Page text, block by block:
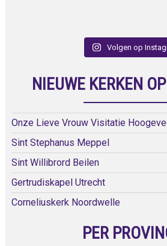
Volgen op
NIEUWE KERKEN
Onze Lieve Vrouw Visitatie
Sint Stephanus Meppel
Sint Willibrord Beilen
Gertrudiskapel Utrecht
Corneliuskerk Noordwelle
PER